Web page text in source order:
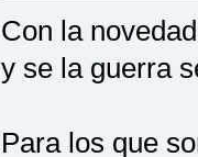
Con la
y se la guerra
Para los que